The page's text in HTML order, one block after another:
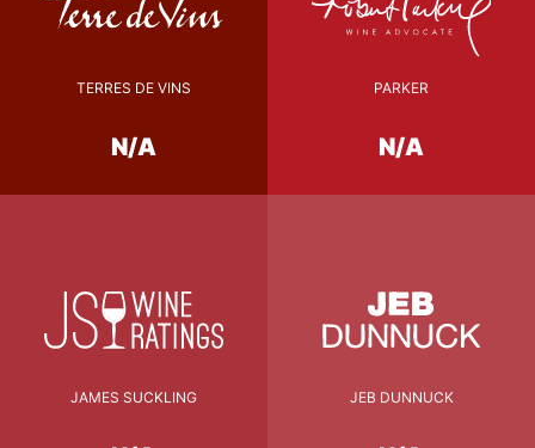
TERRES DE VINS
N/A
PARKER
N/A
JAMES SUCKLING JEB DUNNUCK